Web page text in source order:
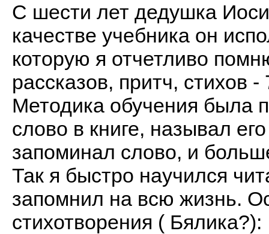
С шести лет дедушка
качестве учебника он
которую я отчетливо
рассказов, притч, стихов
Методика обучения была
слово в книге, называл
запоминал слово, и
Так я быстро научился
запомнил на всю жизнь.
стихотворения ( Бялика?):